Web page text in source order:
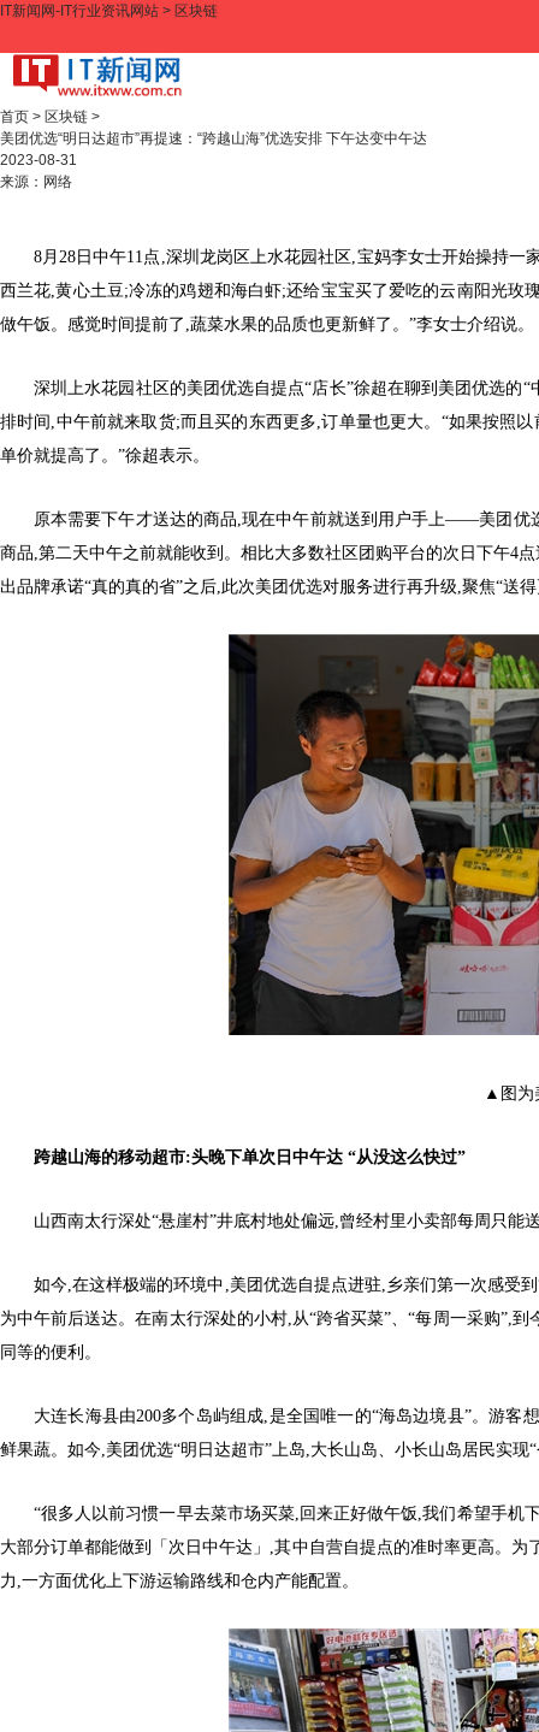
IT新闻网-IT行业资讯网站 > 区块链
首页 > 区块链 >
美团优选“明日达超市”再提速：“跨越山海”优选安排 下午达变中午达
2023-08-31
来源： 网络
8月28日中午11点,深圳龙岗区上水花园社区,宝妈李女士开始操持
西兰花,黄心土豆;冷冻的鸡翅和海白虾;还给宝宝买了爱吃的云南阳光玫
做午饭。感觉时间提前了,蔬菜水果的品质也更新鲜了。”李女士介绍说。
深圳上水花园社区的美团优选自提点“店长”徐超在聊到美团优选的
排时间,中午前就来取货;而且买的东西更多,订单量也更大。“如果按照
单价就提高了。”徐超表示。
原本需要下午才送达的商品,现在中午前就送到用户手上——美团优
商品,第二天中午之前就能收到。相比大多数社区团购平台的次日下午4
出品牌承诺“真的真的省”之后,此次美团优选对服务进行再升级,聚焦“送
▲图为
跨越山海的移动超市:头晚下单次日中午达 “从没这么快过”
山西南太行深处“悬崖村”井底村地处偏远,曾经村里小卖部每周只
如今,在这样极端的环境中,美团优选自提点进驻,乡亲们第一次感受
为中午前后送达。在南太行深处的小村,从“跨省买菜”、“每周一采购”,
同等的便利。
大连长海县由200多个岛屿组成,是全国唯一的“海岛边境县”。游
鲜果蔬。如今,美团优选“明日达超市”上岛,大长山岛、小长山岛居民实现
“很多人以前习惯一早去菜市场买菜,回来正好做午饭,我们希望手
大部分订单都能做到「次日中午达」,其中自营自提点的准时率更高。
力,一方面优化上下游运输路线和仓内产能配置。